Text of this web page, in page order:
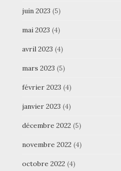
juin 2023 (5)
mai 2023 (4)
avril 2023 (4)
mars 2023 (5)
février 2023 (4)
janvier 2023 (4)
décembre 2022 (5)
novembre 2022 (4)
octobre 2022 (4)